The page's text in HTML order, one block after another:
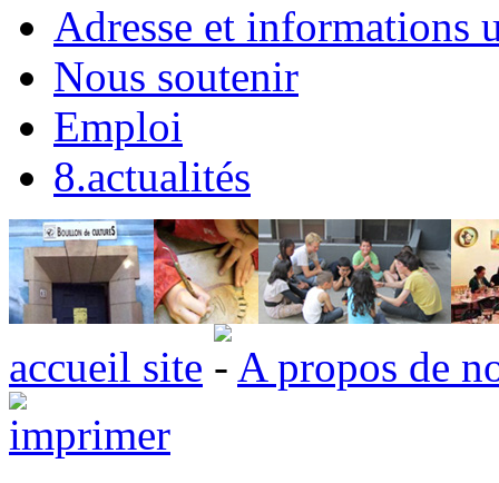
Adresse et informations
Nous soutenir
Emploi
8.actualités
accueil site A propos de